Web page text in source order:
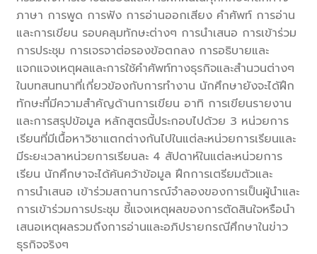
ภาษา การพูด การฟัง การอ่านออกเสียง คำศัพท์ การอ่าน
และการเขียน รอบคลุมทักษะต่างๆ การนำเสนอ การเข้าร่วม
การประชุม การเจรจาต่อรองข้อตกลง การอธิบายและ
แจกแจงเหตุผลและการใช้คำศัพท์ทางธุรกิจและสำนวนต่างๆ
ในบทสนทนาที่เกี่ยวข้องกับการทำงาน นักศึกษายังจะได้ฝึก
ทักษะที่มีความสำคัญด้านการเขียน อาทิ การเขียนรายงาน
และการสรุปข้อมูล หลักสูตรนี้ประกอบไปด้วย 3 หน่วยการ
เรียนที่มีเนื้อหาวิชาแตกต่างกันไปในแต่ละหน่วยการเรียนและ
มีระยะเวลาหน่วยการเรียนละ 4 สัปดาห์ในแต่ละหน่วยการ
เรียน นักศึกษาจะได้ค้นคว้าข้อมูล ฝึกการเตรียมตัวและ
การนำเสนอ เข้าร่วมสถานการณ์จำลองของการเป็นผู้นำและ
การเข้าร่วมการประชุม ชี้แจงเหตุผลของการตัดสินใจหรือนำ
เสนอเหตุผลรวมถึงการอ่านและอภิปรายกรณีศึกษาในข่าว
ธุรกิจจริงๆ